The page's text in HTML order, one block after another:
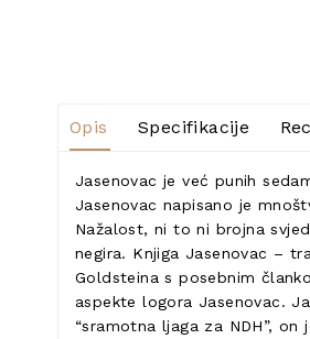
Opis Specifikacije
Jasenovac je već punih
Jasenovac napisano je
Nažalost, ni to ni brojna
negira. Knjiga Jasenovac –
Goldsteina s posebnim
aspekte logora Jasenovac.
“sramotna ljaga za NDH”,